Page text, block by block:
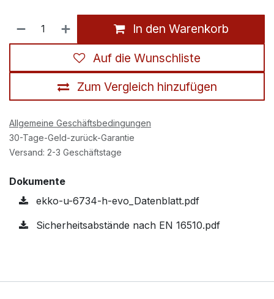
In den Warenkorb
Zum Vergleich hinzufügen
Auf die Wunschliste
Allgemeine Geschäftsbedingungen
30-Tage-Geld-zurück-Garantie
Versand: 2-3 Geschäftstage
Dokumente
ekko-u-6734-h-evo_Datenblatt.pdf
Sicherheitsabstände nach EN 16510.pdf